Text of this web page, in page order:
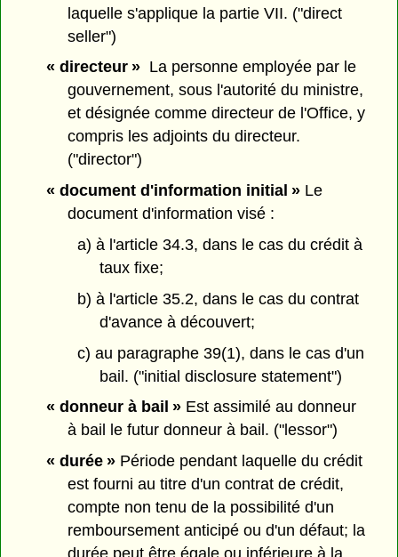
laquelle s'applique la partie VII. ("direct
seller")
« directeur »La personne employée par le
gouvernement, sous l'autorité du ministre,
et désignée comme directeur de l'Office, y
compris les adjoints du directeur.
("director")
« document d'information initial »Le
document d'information visé :
a) à l'article 34.3, dans le cas du crédit à
taux fixe;
b) à l'article 35.2, dans le cas du contrat
d'avance à découvert;
c) au paragraphe 39(1), dans le cas d'un
bail. ("initial disclosure statement")
« donneur à bail »Est assimilé au donneur
à bail le futur donneur à bail. ("lessor")
« durée »Période pendant laquelle du crédit
est fourni au titre d'un contrat de crédit,
compte non tenu de la possibilité d'un
remboursement anticipé ou d'un défaut; la